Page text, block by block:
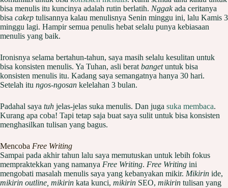
bisa menulis itu kuncinya adalah rutin berlatih. Nggakada ceritanya
bisa cakep tulisannya kalau menulisnya Senin minggu ini, lalu Kamis 3
minggu lagi. Hampir semua penulis hebat selalu punya kebiasaan
menulis yang baik.
Ironisnya selama bertahun-tahun, saya masih selalu kesulitan untuk
bisa konsisten menulis. Ya Tuhan, asli berat bangetuntuk bisa
konsisten menulis itu. Kadang saya semangatnya hanya 30 hari.
Setelah itu ngos-ngosan kelelahan 3 bulan.
Padahal saya tuh jelas-jelas suka menulis. Dan juga suka membaca.
Kurang apa coba! Tapi tetap saja buat saya sulit untuk bisa konsisten
menghasilkan tulisan yang bagus.
Mencoba Free Writing
Sampai pada akhir tahun lalu saya memutuskan untuk lebih fokus
mempraktekkan yang namanya Free Writing. Free Writing ini
mengobati masalah menulis saya yang kebanyakan mikir. Mikirin ide,
mikirin outline, mikirin kata kunci, mikirin SEO, mikirin tulisan yang